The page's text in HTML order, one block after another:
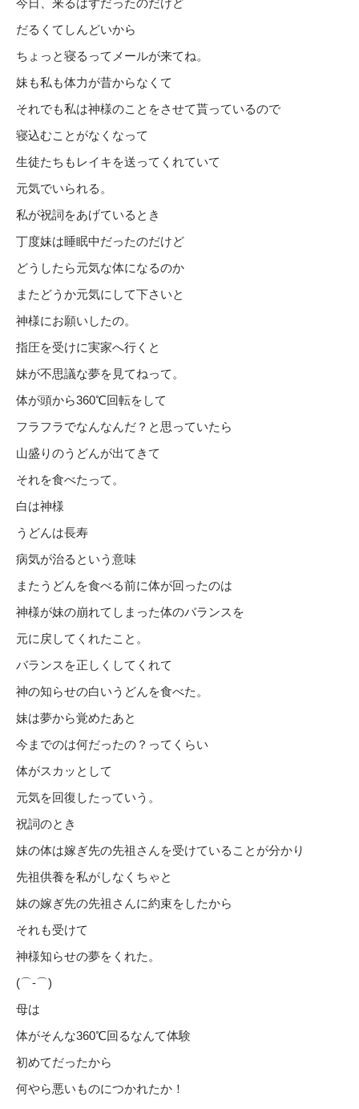
だるくてしんどいから
ちょっと寝るってメールが来てね。
妹も私も体力が昔からなくて
それでも私は神様のことをさせて貰っているので
寝込むことがなくなって
生徒たちもレイキを送ってくれていて
元気でいられる。
私が祝詞をあげているとき
丁度妹は睡眠中だったのだけど
どうしたら元気な体になるのか
またどうか元気にして下さいと
神様にお願いしたの。
指圧を受けに実家へ行くと
妹が不思議な夢を見てねって。
体が頭から360℃回転をして
フラフラでなんなんだ？と思っていたら
山盛りのうどんが出てきて
それを食べたって。
白は神様
うどんは長寿
病気が治るという意味
またうどんを食べる前に体が回ったのは
神様が妹の崩れてしまった体のバランスを
元に戻してくれたこと。
バランスを正しくしてくれて
神の知らせの白いうどんを食べた。
妹は夢から覚めたあと
今までのは何だったの？ってくらい
体がスカッとして
元気を回復したっていう。
祝詞のとき
妹の体は嫁ぎ先の先祖さんを受けていることが分かり
先祖供養を私がしなくちゃと
妹の嫁ぎ先の先祖さんに約束をしたから
それも受けて
神様知らせの夢をくれた。
(⌒‐⌒)
母は
体がそんな360℃回るなんて体験
初めてだったから
何やら悪いものにつかれたか！